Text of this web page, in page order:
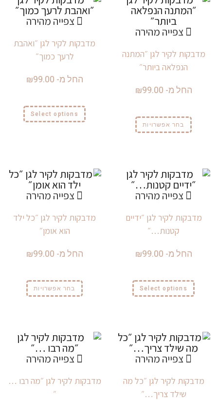
צפייה מהירה
מדבקות לקיר לגן ״המתנה
הנפלאה ביותר״
החל מ- ₪99.00
בחר אפשרויות
צפייה מהירה
מדבקות לקיר לגן ״ואהבת
לרעך כמוך״
החל מ- ₪99.00
Select options
צפייה מהירה
מדבקות לקיר לגן ״ידיים
קטנות…״
החל מ- ₪99.00
Select options
צפייה מהירה
מדבקות לקיר לגן ״כל ילד
הוא אומן״
החל מ- ₪99.00
בחר אפשרויות
צפייה מהירה
מדבקות לקיר לגן ״כל מה
שילד צריך…״
צפייה מהירה
מדבקות לקיר לגן ״מה רבו …
״